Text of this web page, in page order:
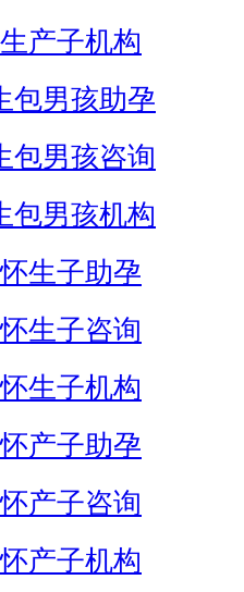
产子机构
包男孩助孕
包男孩咨询
包男孩机构
生子助孕
生子咨询
生子机构
产子助孕
产子咨询
产子机构